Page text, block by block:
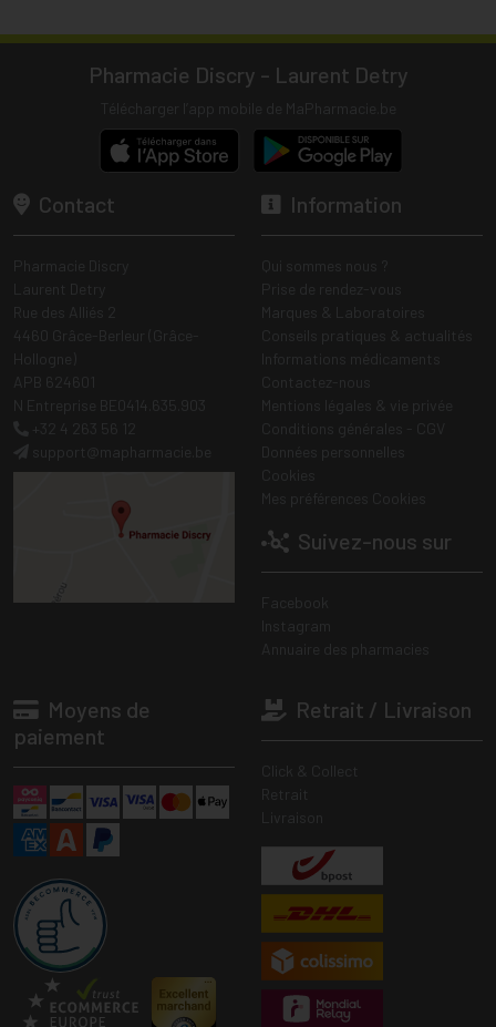
Pharmacie Discry - Laurent Detry
Contact Information
Suivez-nous sur
Moyens de
paiement
Retrait / Livraison